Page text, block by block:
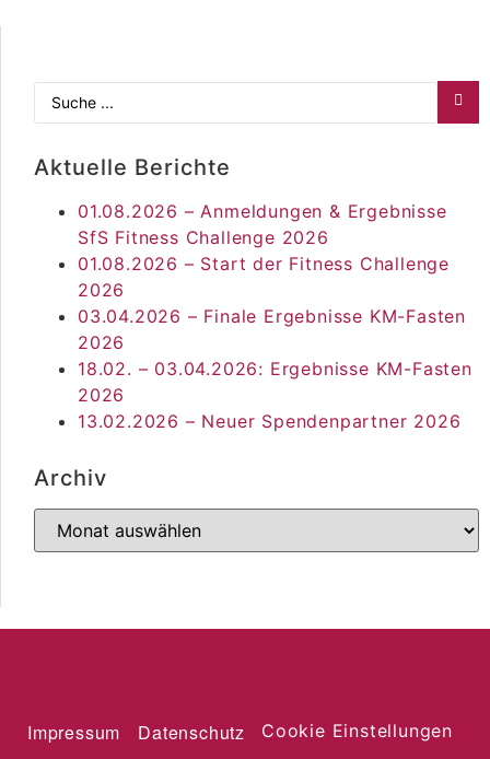
Aktuelle Berichte
01.08.2026 – Anmeldungen & Ergebnisse
SfS Fitness Challenge 2026
01.08.2026 – Start der Fitness Challenge
2026
03.04.2026 – Finale Ergebnisse KM-Fasten
2026
18.02. – 03.04.2026: Ergebnisse KM-Fasten
2026
13.02.2026 – Neuer Spendenpartner 2026
Archiv
Impressum Datenschutz Cookie Einstellungen